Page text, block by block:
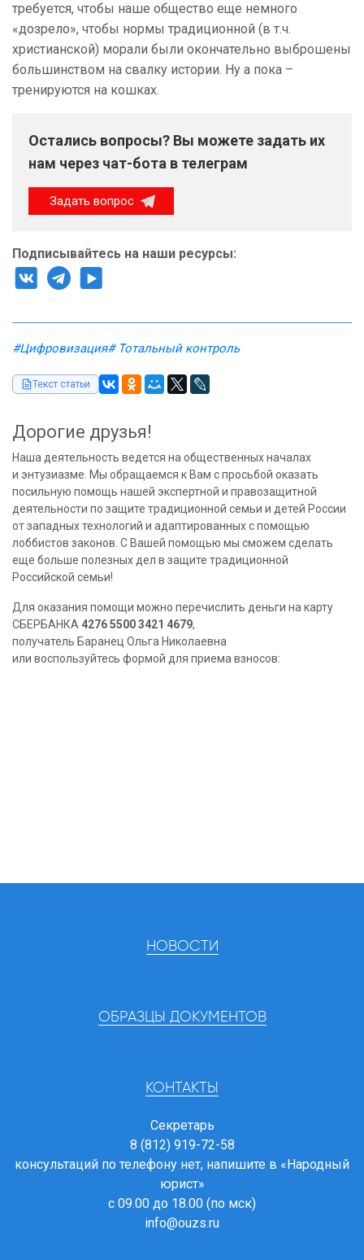
требуется, чтобы наше общество еще немного
«дозрело», чтобы нормы традиционной (в т.ч.
христианской) морали были окончательно выброшены
большинством на свалку истории. Ну а пока –
тренируются на кошках.
Остались вопросы? Вы можете задать их
нам через чат-бота в телеграм
Задать вопрос
Подписывайтесь на наши ресурсы:
#Цифровизация# Тотальный контроль
Текст статьи
Дорогие друзья!
Наша деятельность ведется на общественных началах
и энтузиазме. Мы обращаемся к Вам с просьбой оказать
посильную помощь нашей экспертной и правозащитной
деятельности по защите традиционной семьи и детей России
от западных технологий и адаптированных с помощью
лоббистов законов. С Вашей помощью мы сможем сделать
еще больше полезных дел в защите традиционной
Российской семьи!
Для оказания помощи можно перечислить деньги на карту
СБЕРБАНКА 4276 5500 3421 4679,
получатель Баранец Ольга Николаевна
или воспользуйтесь формой для приема взносов:
НОВОСТИ
ОБРАЗЦЫ ДОКУМЕНТОВ
КОНТАКТЫ
Секретарь
8 (812) 919-72-58
консультаций по телефону нет, напишите в «Народный
юрист»
с 09.00 до 18.00 (по мск)
info@ouzs.ru